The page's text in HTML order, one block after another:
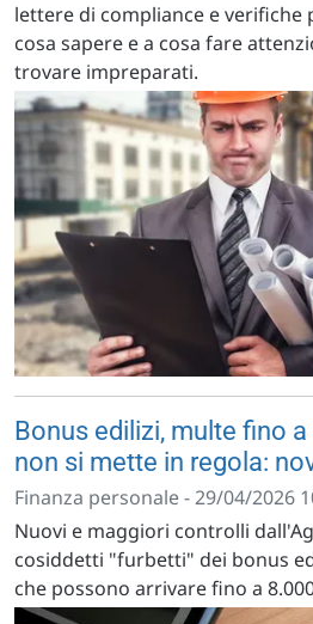
lettere di compliance e verifiche
cosa sapere e a cosa fare
trovare impreparati.
Bonus edilizi, multe fino
non si mette in regola:
Finanza personale - 29/04/2026
Nuovi e maggiori controlli
cosiddetti "furbetti" dei bonus
che possono arrivare fino a